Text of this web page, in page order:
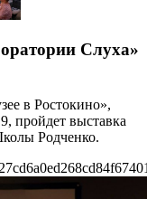
Слуха»
в Ростокино»,
пройдет выставка
Родченко.